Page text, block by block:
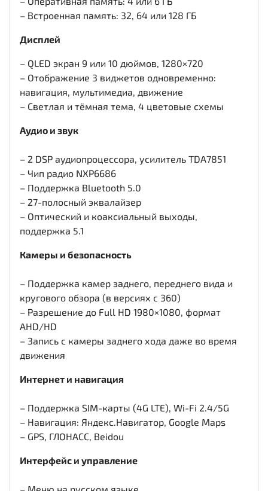
– Встроенная память: 32, 64 или 128 ГБ
Дисплей
– QLED экран 9 или 10 дюймов, 1280×720
– Отображение 3 виджетов одновременно:
навигация, мультимедиа, движение
– Светлая и тёмная тема, 4 цветовые схемы
Аудио и звук
– 2 DSP аудиопроцессора, усилитель TDA7851
– Чип радио NXP6686
– Поддержка Bluetooth 5.0
– 27-полосный эквалайзер
– Оптический и коаксиальный выходы,
поддержка 5.1
Камеры и безопасность
– Поддержка камер заднего, переднего вида и
кругового обзора (в версиях с 360)
– Разрешение до Full HD 1980×1080, формат
AHD/HD
– Запись с камеры заднего хода даже во время
движения
Интернет и навигация
– Поддержка SIM-карты (4G LTE), Wi-Fi 2.4/5G
– Навигация: Яндекс.Навигатор, Google Maps
– GPS, ГЛОНАСС, Beidou
Интерфейс и управление